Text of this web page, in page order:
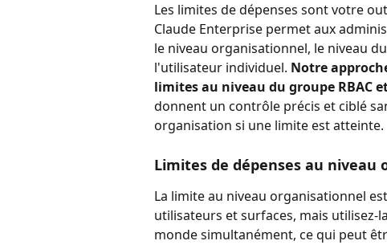
Les limites de dépenses sont votre
Claude Enterprise permet aux
le niveau organisationnel, le niveau
l'utilisateur individuel. Notre
limites au niveau du groupe RBAC
donnent un contrôle précis et ciblé
organisation si une limite est atteinte.
Limites de dépenses au niveau
La limite au niveau organisationnel
utilisateurs et surfaces, mais utilisez-
monde simultanément, ce qui peut